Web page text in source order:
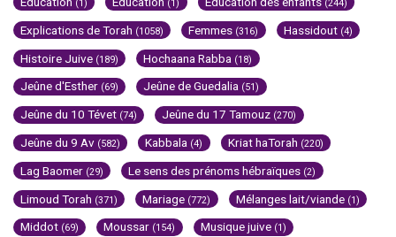
(1) (1) (244)
Explications de Torah (1058) Femmes (316) Hassidout (4)
Histoire Juive (189) Hochaana Rabba (18)
Jeûne d'Esther (69) Jeûne de Guedalia (51)
Jeûne du 10 Tévet (74) Jeûne du 17 Tamouz (270)
Jeûne du 9 Av (582) Kabbala (4) Kriat haTorah (220)
Lag Baomer (29) Le sens des prénoms hébraïques (2)
Limoud Torah (371) Mariage (772) Mélanges lait/viande (1)
Middot (69) Moussar (154) Musique juive (1)